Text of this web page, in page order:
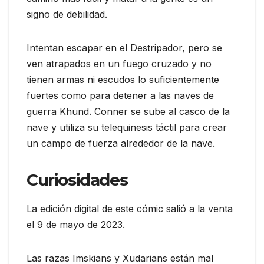
signo de debilidad.
Intentan escapar en el Destripador, pero se
ven atrapados en un fuego cruzado y no
tienen armas ni escudos lo suficientemente
fuertes como para detener a las naves de
guerra Khund. Conner se sube al casco de la
nave y utiliza su telequinesis táctil para crear
un campo de fuerza alrededor de la nave.
Curiosidades
La edición digital de este cómic salió a la venta
el 9 de mayo de 2023.
Las razas Imskians y Xudarians están mal